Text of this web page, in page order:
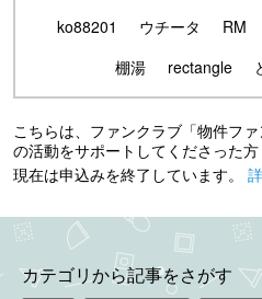
ko88201
ウチータ RM
棚湯
rectangle
こちらは、ファンクラブ「物件フ
の活動をサポートしてくださった方
現在は申込みを終了しています。
カテゴリから記事をさがす